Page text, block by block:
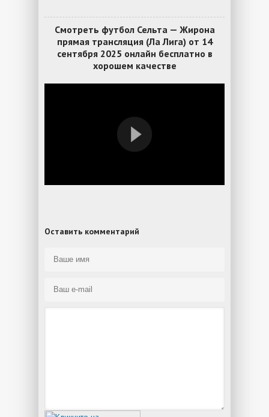
Смотреть футбол Сельта — Жирона
прямая трансляция (Ла Лига) от 14
сентября 2025 онлайн бесплатно в
хорошем качестве
Оставить комментарий